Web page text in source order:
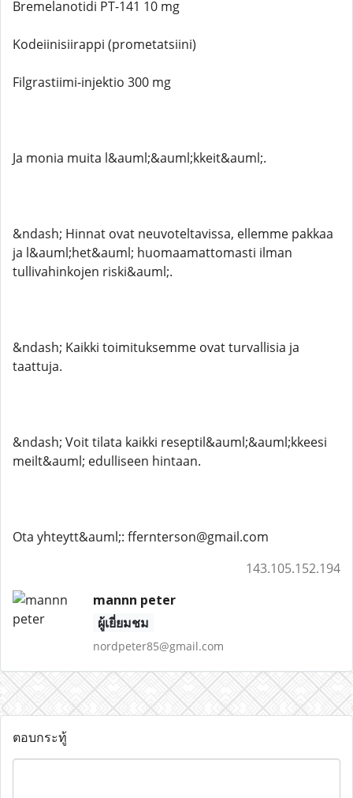
Bremelanotidi PT-141 10 mg
Kodeiinisiirappi (prometatsiini)
Filgrastiimi-injektio 300 mg
Ja monia muita l&auml;&auml;kkeit&auml;.
&ndash; Hinnat ovat neuvoteltavissa, ellemme pakkaa
ja l&auml;het&auml; huomaamattomasti ilman
tullivahinkojen riski&auml;.
&ndash; Kaikki toimituksemme ovat turvallisia ja
taattuja.
&ndash; Voit tilata kaikki reseptil&auml;&auml;kkeesi
meilt&auml; edulliseen hintaan.
Ota yhteytt&auml;: ffernterson@gmail.com
143.105.152.194
mannn peter
ผู้เยี่ยมชม
nordpeter85@gmail.com
ตอบกระทู้